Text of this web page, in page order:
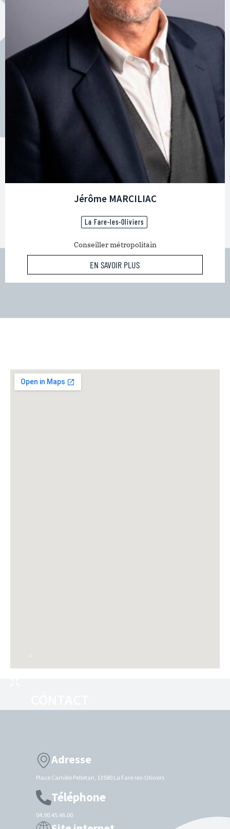
Jérôme MARCILIAC
La Fare-les-Oliviers
Conseiller métropolitain
EN SAVOIR PLUS
Adresse
Place Camille Pelletan, 13580 La Fare-les-Oliviers
Téléphone
04.90.45.46.00